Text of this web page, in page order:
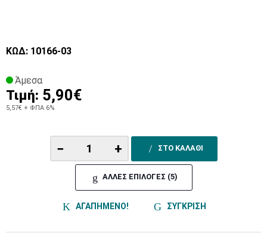
ΚΩΔ: 10166-03
Άμεσα
Τιμή: 5,90€
5,57€ + ΦΠΑ 6%
− + ΣΤΟ ΚΑΛΑΘΙ
ΑΛΛΕΣ ΕΠΙΛΟΓΕΣ (5)
ΑΓΑΠΗΜΕΝΟ! ΣΥΓΚΡΙΣΗ